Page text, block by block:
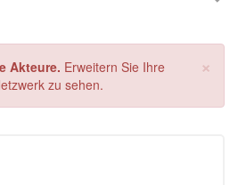
×
Akteure. Erweitern Sie Ihre
zu sehen.